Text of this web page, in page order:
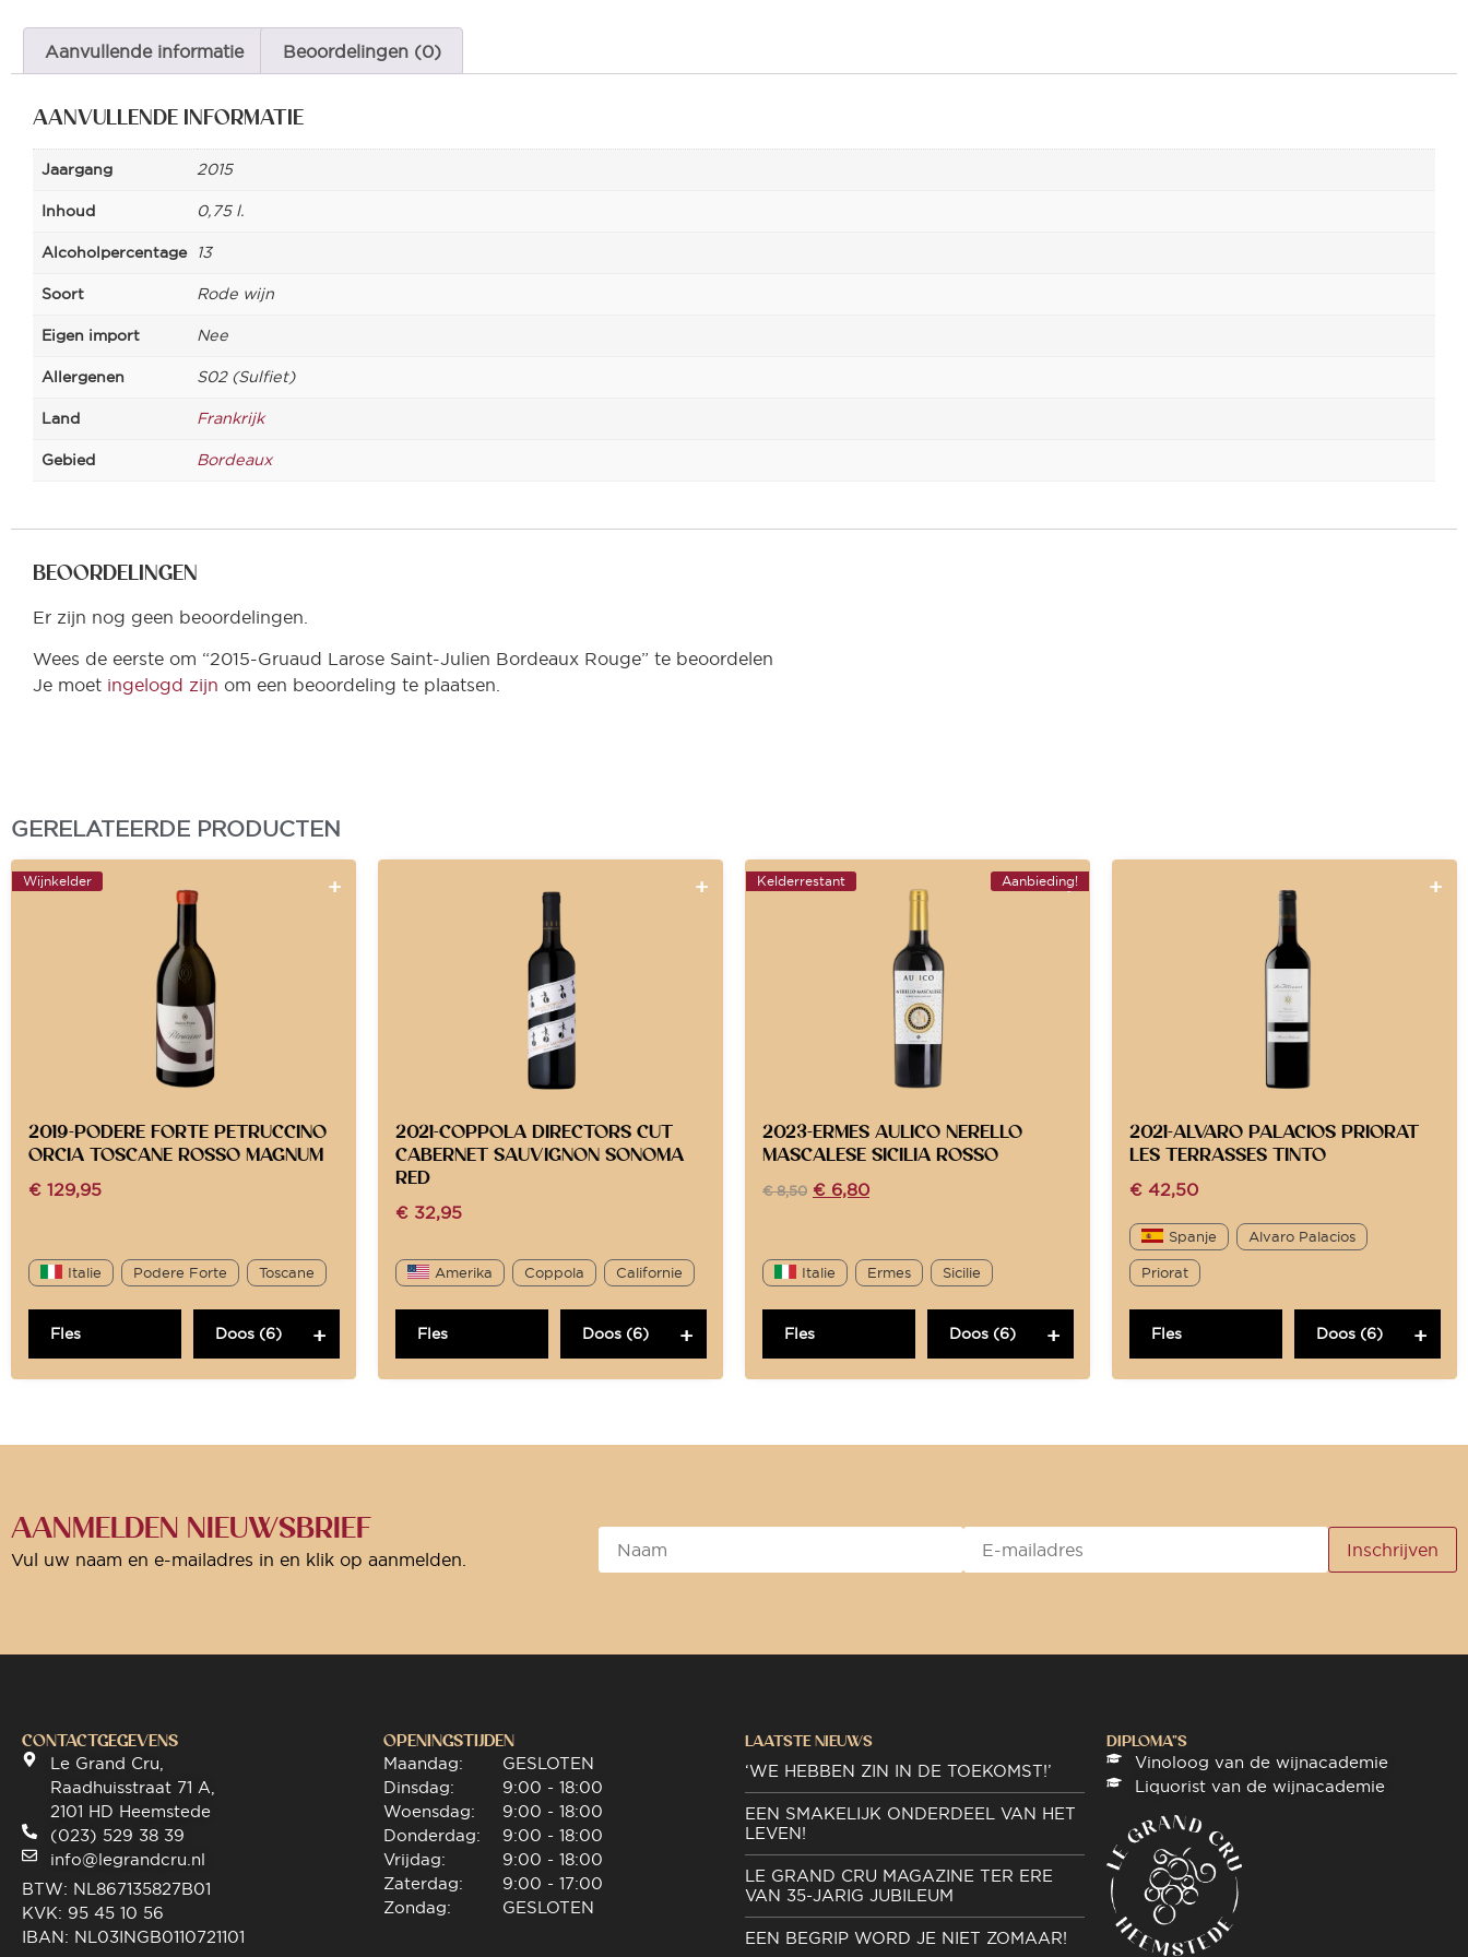
Aanvullende informatie Beoordelingen (0)
AANVULLENDE INFORMATIE
Jaargang 2015
Inhoud 0,75 l.
Alcoholpercentage 13
Soort Rode wijn
Eigen import Nee
Allergenen S02 (Sulfiet)
Land Frankrijk
Gebied Bordeaux
BEOORDELINGEN
Er zijn nog geen beoordelingen.
Wees de eerste om “2015-Gruaud Larose Saint-Julien Bordeaux Rouge” te beoordelen
Je moet ingelogd zijn om een beoordeling te plaatsen.
GERELATEERDE PRODUCTEN
Wijnkelder
2019-PODERE FORTE PETRUCCINO
ORCIA TOSCANE ROSSO MAGNUM
€ 129,95
Italie Podere Forte Toscane
Fles Doos (6)
2021-COPPOLA DIRECTORS CUT
CABERNET SAUVIGNON SONOMA
RED
€ 32,95
Amerika Coppola Californie
Fles Doos (6)
Aanbieding!
Kelderrestant
2023-ERMES AULICO NERELLO
MASCALESE SICILIA ROSSO
€8,50 € 6,80
Italie Ermes Sicilie
Fles Doos (6)
2021-ALVARO PALACIOS PRIORAT
LES TERRASSES TINTO
€ 42,50
Spanje Alvaro Palacios
Priorat
Fles Doos (6)
AANMELDEN NIEUWSBRIEF
Vul uw naam en e-mailadres in en klik op aanmelden.
CONTACTGEGEVENS
Le Grand Cru,
Raadhuisstraat 71 A,
2101 HD Heemstede
(023) 529 38 39
info@legrandcru.nl
BTW: NL867135827B01
KVK: 95 45 10 56
IBAN: NL03INGB0110721101
OPENINGSTIJDEN
Maandag:
Dinsdag:
Woensdag:
Donderdag:
Vrijdag:
Zaterdag:
Zondag:
GESLOTEN
9:00 - 18:00
9:00 - 18:00
9:00 - 18:00
9:00 - 18:00
9:00 - 17:00
GESLOTEN
LAATSTE NIEUWS
‘WE HEBBEN ZIN IN DE TOEKOMST!’
EEN SMAKELIJK ONDERDEEL VAN HET
LEVEN!
LE GRAND CRU MAGAZINE TER ERE
VAN 35-JARIG JUBILEUM
EEN BEGRIP WORD JE NIET ZOMAAR!
DIPLOMA"S
Vinoloog van de wijnacademie
Liquorist van de wijnacademie